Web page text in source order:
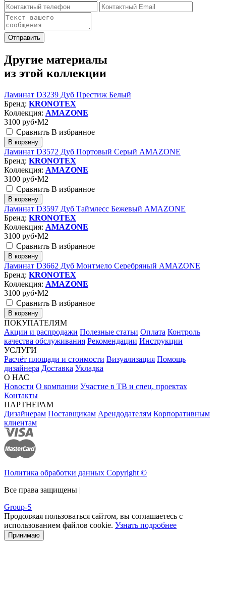
Отправить
Другие материалы
из этой коллекции
Ламинат D3239 Дуб Престиж Белый
Бренд: KRONOTEX
Коллекция: AMAZONE
3100 руб•M2
Сравнить В избранное
В корзину
Ламинат D3572 Дуб Портовый Серый AMAZONE
Бренд: KRONOTEX
Коллекция: AMAZONE
3100 руб•M2
Сравнить В избранное
В корзину
Ламинат D3597 Дуб Таймлесс Бежевый AMAZONE
Бренд: KRONOTEX
Коллекция: AMAZONE
3100 руб•M2
Сравнить В избранное
В корзину
Ламинат D3662 Дуб Монтмело Серебряный AMAZONE
Бренд: KRONOTEX
Коллекция: AMAZONE
3100 руб•M2
Сравнить В избранное
В корзину
ПОКУПАТЕЛЯМ
Акции и распродажи Полезные статьи Оплата Контроль
качества обслуживания Рекомендации Инструкции
УСЛУГИ
Расчёт площади и стоимости Визуализация Помощь
дизайнера Доставка Укладка
О НАС
Новости О компании Участие в ТВ и спец. проектах
Контакты
ПАРТНЕРАМ
Дизайнерам Поставщикам Арендодателям Корпоративным
клиентам
Политика обработки данных Copyright ©
Все права защищены |
Group-S
Продолжая пользоваться сайтом, вы соглашаетесь с
использованием файлов cookie. Узнать подробнее
Принимаю